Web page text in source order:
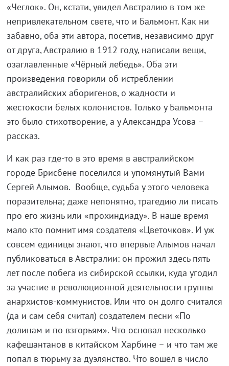
«Чеглок». Он, кстати, увидел Австралию в том же
непривлекательном свете, что и Бальмонт. Как ни
забавно, оба эти автора, посетив, независимо друг
от друга, Австралию в 1912 году, написали вещи,
озаглавленные «Чёрный лебедь». Оба эти
произведения говорили об истреблении
австралийских аборигенов, о жадности и
жестокости белых колонистов. Только у Бальмонта
это было стихотворение, а у Александра Усова –
рассказ.
И как раз где-то в это время в австралийском
городе Брисбене поселился и упомянутый Вами
Сергей Алымов. Вообще, судьба у этого человека
поразительна; даже непонятно, трагедию ли писать
про его жизнь или «прохиндиаду». В наше время
мало кто помнит имя создателя «Цветочков». И уж
совсем единицы знают, что впервые Алымов начал
публиковаться в Австралии: он прожил здесь пять
лет после побега из сибирской ссылки, куда угодил
за участие в революционной деятельности группы
анархистов-коммунистов. Или что он долго считался
(да и сам себя считал) создателем песни «По
долинам и по взгорьям». Что основал несколько
кафешантанов в китайском Харбине – и что там же
попал в тюрьму за дуэлянство. Что вошёл в число